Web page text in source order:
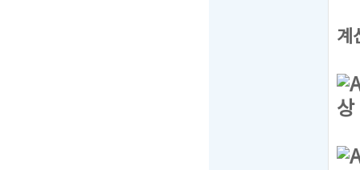
계
상